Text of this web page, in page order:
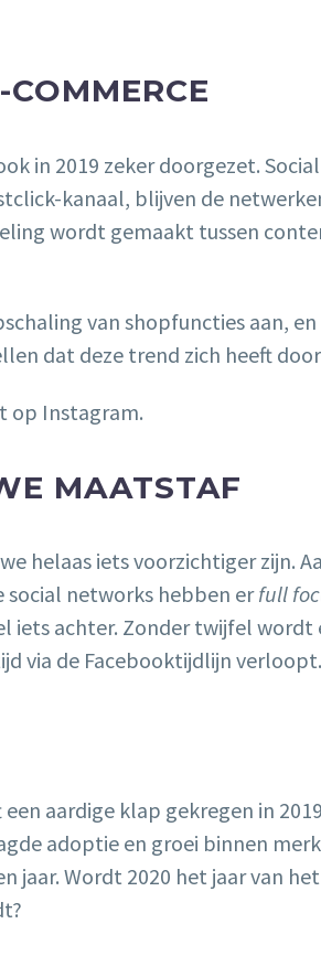
in 2019 zeker doorgezet.
kanaal, blijven de
wordt gemaakt tussen
van shopfuncties aan,
dat deze trend zich heeft
MAATSTAF
helaas iets voorzichtiger zijn.
social networks hebben erfull
iets achter. Zonder twijfel
via de Facebooktijdlijn
aardige klap gekregen in
adoptie en groei binnen
Wordt 2020 het jaar van